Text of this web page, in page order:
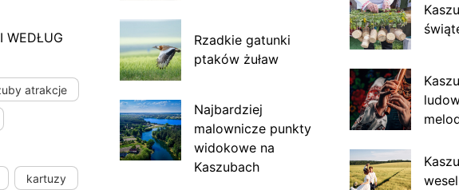
WEDŁUG
atrakcje
kartuzy
Rzadkie gatunki
ptaków żuław
Najbardziej
malownicze punkty
widokowe na
Kaszubach